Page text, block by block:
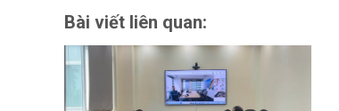
Bài viết liên quan: